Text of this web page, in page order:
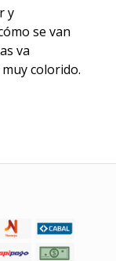
y
se van
va
colorido.